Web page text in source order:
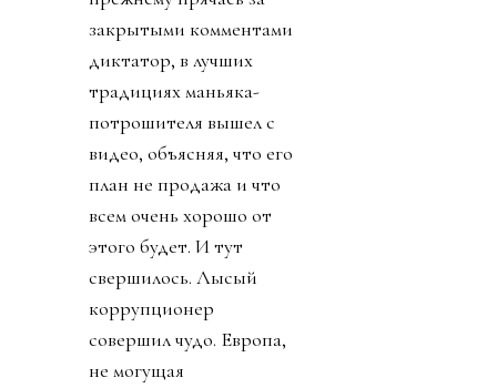
закрытыми комментами
диктатор, в лучших
традициях маньяка-
потрошителя вышел с
видео, объясняя, что его
план не продажа и что
всем очень хорошо от
этого будет. И тут
свершилось. Лысый
коррупционер
совершил чудо. Европа,
не могущая